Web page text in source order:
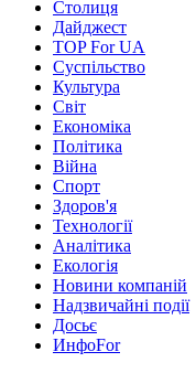
Столиця
Дайджест
TOP For UA
Суспiльство
Культура
Світ
Економіка
Політика
Війна
Спорт
Здоров'я
Технології
Аналітика
Екологія
Новини компаній
Надзвичайні події
Досьє
ИнфоFor